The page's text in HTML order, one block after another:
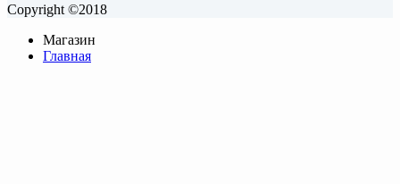
Copyright ©2018
Магазин
Главная